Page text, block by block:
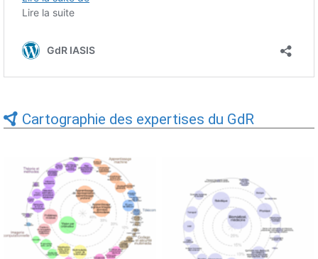
Cartographie des expertises du GdR
Expertises du GdR -
cartographie par Axes -
19/09/2025
Expertises du GdR -
cartographie par mots-clés
applicatifs - 19/09/2025